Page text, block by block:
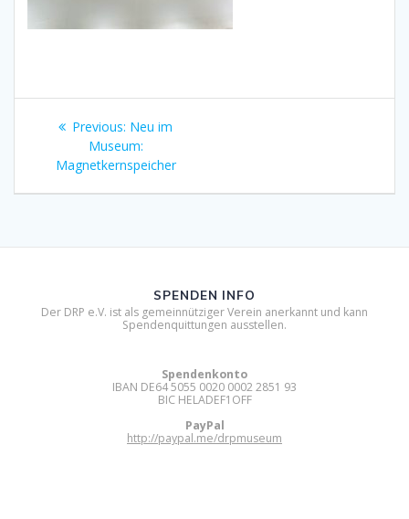
Beitragsnavigation
Previous: Previous
post:
Neu im
Museum:
Magnetkernspeicher
SPENDEN INFO
Der DRP e.V. ist als gemeinnütziger Verein anerkannt und kann
Spendenquittungen ausstellen.
Spendenkonto
IBAN DE64 5055 0020 0002 2851 93
BIC HELADEF1OFF
PayPal
http://paypal.me/drpmuseum